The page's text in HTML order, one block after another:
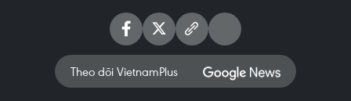
Theo dõi VietnamPlus